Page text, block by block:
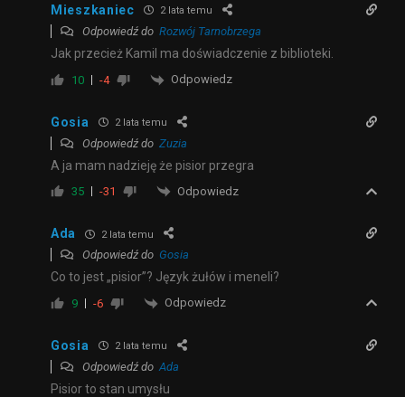
Mieszkaniec 2 lata temu
Odpowiedź do Rozwój Tarnobrzega
Jak przecież Kamil ma doświadczenie z biblioteki.
10 -4 Odpowiedz
Gosia 2 lata temu
Odpowiedź do Zuzia
A ja mam nadzieję że pisior przegra
35 -31 Odpowiedz
Ada 2 lata temu
Odpowiedź do Gosia
Co to jest „pisior”? Język żułów i meneli?
9 -6 Odpowiedz
Gosia 2 lata temu
Odpowiedź do Ada
Pisior to stan umysłu